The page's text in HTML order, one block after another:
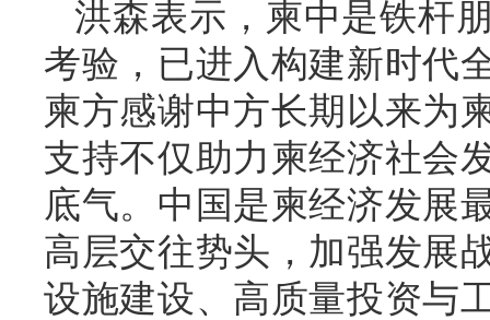
洪森表示，柬中是铁杆
考验，已进入构建新时代
柬方感谢中方长期以来为
支持不仅助力柬经济社会
底气。中国是柬经济发展
高层交往势头，加强发展
设施建设、高质量投资与